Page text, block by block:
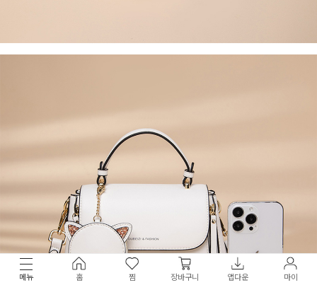
메뉴 홈 찜 장바구니 앱다운 마이